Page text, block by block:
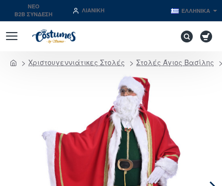
NEO
B2B ΣΥΝΔΕΣΗ
ΛΙΑΝΙΚΉ ΕΛΛΗΝΙΚΆ
Χριστουγεννιάτικες Στολές Στολές Άγιος Βασίλης